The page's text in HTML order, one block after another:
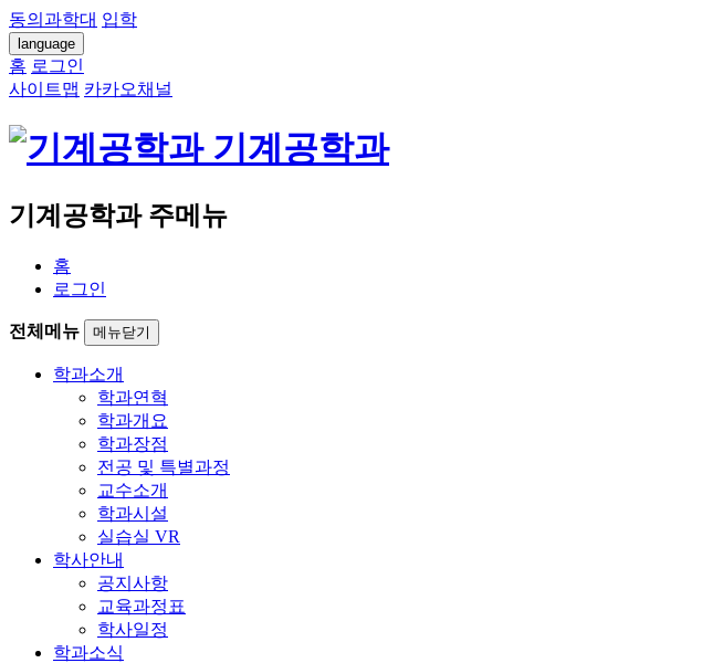
동의과학대 입학
language
홈 로그인
사이트맵 카카오채널
기계공학과
기계공학과 주메뉴
홈
로그인
전체메뉴 메뉴닫기
학과소개
학과연혁
학과개요
학과장점
전공 및 특별과정
교수소개
학과시설
실습실 VR
학사안내
공지사항
교육과정표
학사일정
학과소식